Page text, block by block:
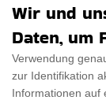
Ein Produkt
Kontakt
Ein Produkt
Wir und
Daten, um
Verwendung
zur Identifikation
Informationen auf